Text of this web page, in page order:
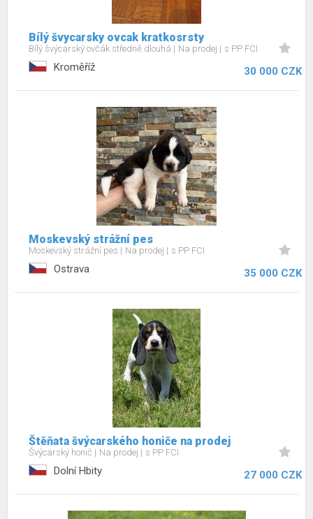
Bílý švycarsky ovcak kratkosrsty
Bílý švýcarský ovčák středně dlouhá Na prodej s PP FCI
Kroměříž 30 000 CZK
Moskevský strážní pes
Moskevský strážní pes Na prodej s PP FCI
Ostrava 35 000 CZK
Štěňata švýcarského honiče na prodej
Švýcarský honič Na prodej s PP FCI
Dolní Hbity 27 000 CZK